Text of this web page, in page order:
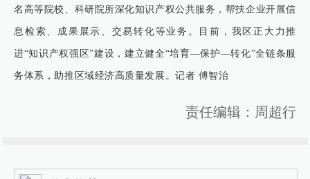
名高等院校、科研院所深化知识产权公共服务，帮扶企业开展信
息检索、成果展示、交易转化等业务。目前，我区正大力推
进“知识产权强区”建设，建立健全“培育—保护—转化”全链条服
务体系，助推区域经济高质量发展。记者 傅智治
责任编辑：周超行